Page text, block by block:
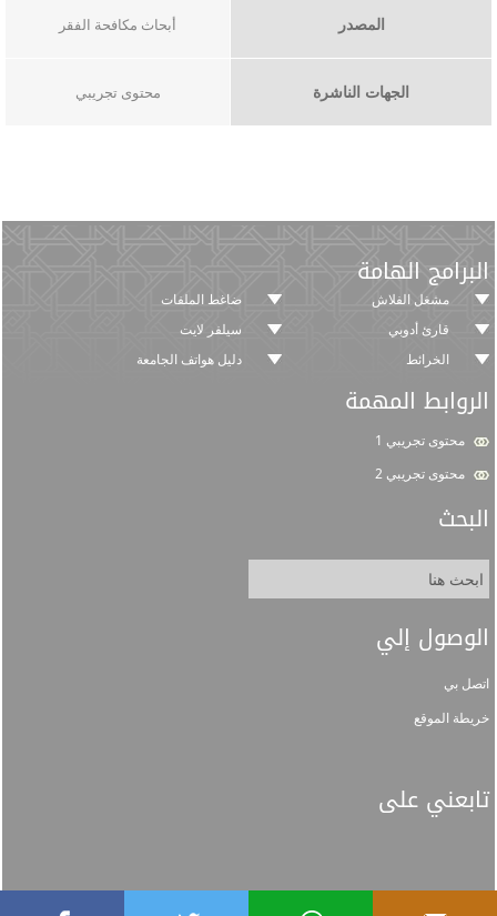
المصدر أبحاث مكافحة الفقر
الجهات الناشرة محتوى تجريبي​​
البرامج الهامة
مشغل الفلاش
ضاغط الملفات
قارئ أدوبي
سيلفر لايت
الخرائط
دليل هواتف الجامعة
الروابط المهمة
محتوى تجريبي 1
محتوى تجريبي 2
البحث
الوصول إلي
اتصل بي
خريطة الموقع
تابعني على